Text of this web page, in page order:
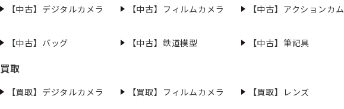
【中古】デジタルカメラ 【中古】フィルムカメラ 【中古】アクションカム
【中古】バッグ
【中古】鉄道模型 【中古】筆記具
買取
【買取】デジタルカメラ 【買取】フィルムカメラ 【買取】レンズ